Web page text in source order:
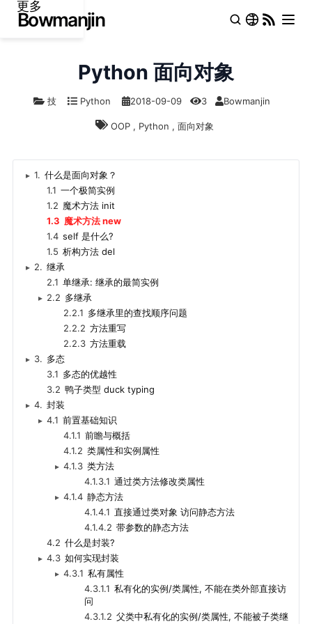
更多
Python 面向对象
技
OOP , Python , 面向对象
Python 2018-09-09 3 Bowmanjin
▸ 1. 什么是面向对象？
1.1 一个极简实例
1.2 魔术方法 init
1.3 魔术方法 new
1.4 self 是什么?
1.5 析构方法 del
▸ 2. 继承
2.1 单继承: 继承的最简实例
▸ 2.2 多继承
2.2.1 多继承里的查找顺序问题
2.2.2 方法重写
2.2.3 方法重载
▸ 3. 多态
3.1 多态的优越性
3.2 鸭子类型 duck typing
▸ 4. 封装
▸ 4.1 前置基础知识
4.1.1 前瞻与概括
4.1.2 类属性和实例属性
▸ 4.1.3 类方法
4.1.3.1 通过类方法修改类属性
▸ 4.1.4 静态方法
4.1.4.1 直接通过类对象 访问静态方法
4.1.4.2 带参数的静态方法
4.2 什么是封装?
▸ 4.3 如何实现封装
▸ 4.3.1 私有属性
4.3.1.1 私有化的实例/类属性, 不能在类外部直接访
问
4.3.1.2 父类中私有化的实例/类属性, 不能被子类继